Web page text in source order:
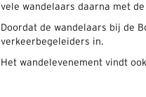
vele wandelaars daarna met
Doordat de wandelaars bij de
verkeerbegeleiders in.
Het wandelevenement vindt